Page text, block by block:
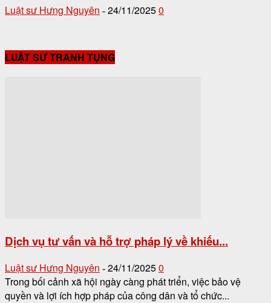
Luật sư Hưng Nguyên - 24/11/20250
LUẬT SƯ TRANH TỤNG
Dịch vụ tư vấn và hỗ trợ pháp lý về khiếu...
Luật sư Hưng Nguyên - 24/11/20250
Trong bối cảnh xã hội ngày càng phát triển, việc bảo vệ
quyền và lợi ích hợp pháp của công dân và tổ chức...